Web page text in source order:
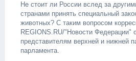
Не стоит ли России вслед за
странами принять специальный
животных? С таким вопросом
REGIONS.RU/"Новости Федерации"
представителям верхней и нижней
парламента.